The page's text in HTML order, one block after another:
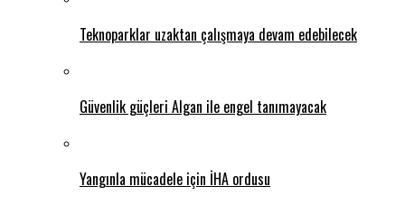
Teknoparklar uzaktan çalışmaya devam edebilecek
Güvenlik güçleri Algan ile engel tanımayacak
Yangınla mücadele için İHA ordusu